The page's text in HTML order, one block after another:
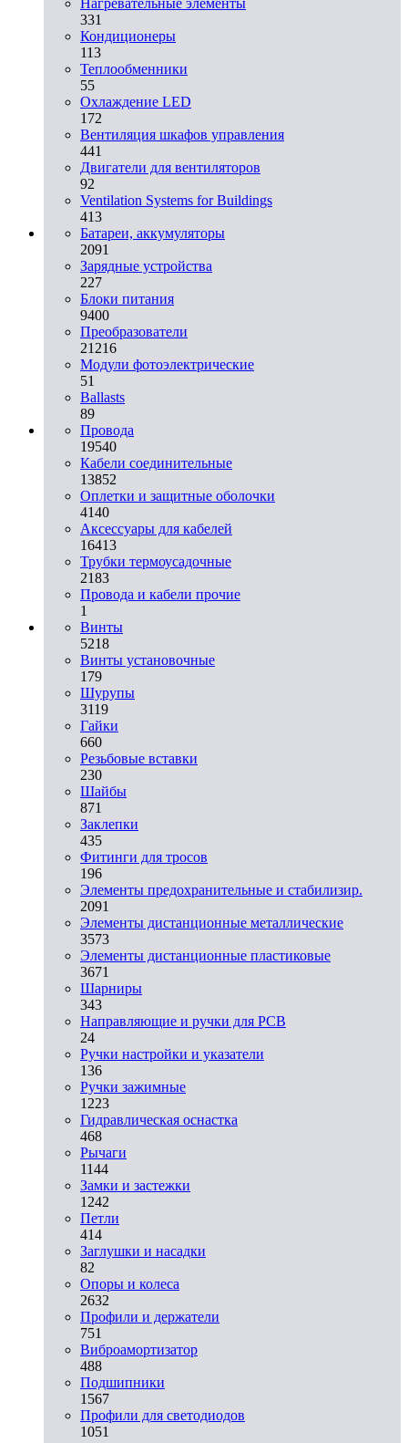
331
Кондиционеры
113
Теплообменники
55
Охлаждение LED
172
Вентиляция шкафов управления
441
Двигатели для вентиляторов
92
Ventilation Systems for Buildings
413
Батареи, аккумуляторы
2091
Зарядные устройства
227
Блоки питания
9400
Преобразователи
21216
Модули фотоэлектрические
51
Ballasts
89
Провода
19540
Кабели соединительные
13852
Оплетки и защитные оболочки
4140
Аксессуары для кабелей
16413
Трубки термоусадочные
2183
Провода и кабели прочие
1
Винты
5218
Винты установочные
179
Шурупы
3119
Гайки
660
Резьбовые вставки
230
Шайбы
871
Заклепки
435
Фитинги для тросов
196
Элементы предохранительные и стабилизир.
2091
Элементы дистанционные металлические
3573
Элементы дистанционные пластиковые
3671
Шарниры
343
Направляющие и ручки для PCB
24
Ручки настройки и указатели
136
Ручки зажимные
1223
Гидравлическая оснастка
468
Рычаги
1144
Замки и застежки
1242
Петли
414
Заглушки и насадки
82
Опоры и колеса
2632
Профили и держатели
751
Виброамортизатор
488
Подшипники
1567
Профили для светодиодов
1051